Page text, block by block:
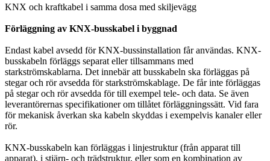
KNX och kraftkabel i samma dosa med skiljevägg
Förläggning av KNX-busskabel i byggnad
Endast kabel avsedd för KNX-bussinstallation får användas. KNX-
busskabeln förläggs separat eller tillsammans med
starkströmskablarna. Det innebär att busskabeln ska förläggas på
stegar och rör avsedda för starkströmskablage. De får inte förläggas
på stegar och rör avsedda för till exempel tele- och data. Se även
leverantörernas specifikationer om tillåtet förläggningssätt. Vid fara
för mekanisk åverkan ska kabeln skyddas i exempelvis kanaler eller
rör.
KNX-busskabeln kan förläggas i linjestruktur (från apparat till
apparat), i stjärn- och trädstruktur, eller som en kombination av